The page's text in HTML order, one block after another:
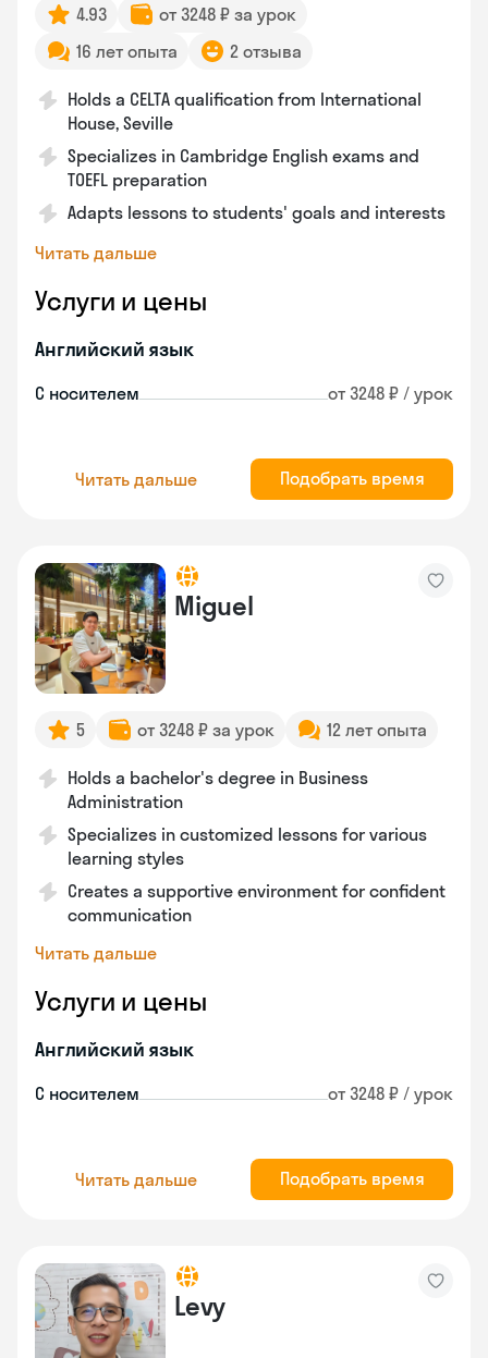
4.93
от 3248 ₽ за урок
16 лет опыта
2 отзыва
Holds a CELTA qualification from International
House, Seville
Specializes in Cambridge English exams and
TOEFL preparation
Adapts lessons to students' goals and interests
Читать дальше
Услуги и цены
Английский язык
С носителем от 3248 ₽ / урок
Читать дальше Подобрать время
Miguel
5 от 3248 ₽ за урок 12 лет опыта
Holds a bachelor's degree in Business
Administration
Specializes in customized lessons for various
learning styles
Creates a supportive environment for confident
communication
Читать дальше
Услуги и цены
Английский язык
С носителем от 3248 ₽ / урок
Читать дальше Подобрать время
Levy